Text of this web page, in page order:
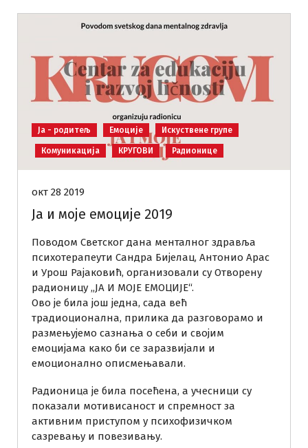
Ја - родитељ Емоције Искуствене групе
Комуникација КРУГОВИ Радионице
окт 28 2019
Ја и моје емоције 2019
Поводом Светског дана менталног здравља
психотерапеути Сандра Бијелац, Антонио Арас
и Урош Рајаковић, организовали су Отворену
радионицу „ЈА И МОЈЕ ЕМОЦИЈЕ“.
Ово је била још једна, сада већ
традиоционална, прилика да разговорамо и
размењујемо сазнања о себи и својим
емоцијама како би се заразвијали и
емоционално описмењавали.
Радионица је била посећена, а учесници су
показали мотивисаност и спремност за
активним приступом у психофизичком
сазревању и повезивању.